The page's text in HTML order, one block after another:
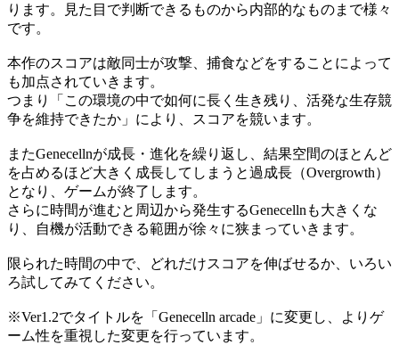
ります。見た目で判断できるものから内部的なものまで様々
です。
本作のスコアは敵同士が攻撃、捕食などをすることによって
も加点されていきます。
つまり「この環境の中で如何に長く生き残り、活発な生存競
争を維持できたか」により、スコアを競います。
またGenecellnが成長・進化を繰り返し、結果空間のほとんど
を占めるほど大きく成長してしまうと過成長（Overgrowth）
となり、ゲームが終了します。
さらに時間が進むと周辺から発生するGenecellnも大きくな
り、自機が活動できる範囲が徐々に狭まっていきます。
限られた時間の中で、どれだけスコアを伸ばせるか、いろい
ろ試してみてください。
※Ver1.2でタイトルを「Genecelln arcade」に変更し、よりゲ
ーム性を重視した変更を行っています。